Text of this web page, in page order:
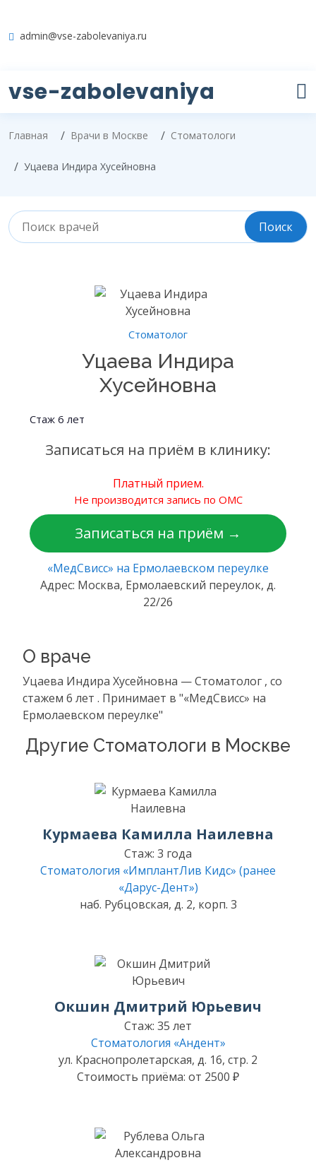
admin@vse-zabolevaniya.ru
vse-zabolevaniya
Главная Врачи в Москве Стоматологи
Уцаева Индира Хусейновна
Стоматолог
Уцаева Индира
Хусейновна
Стаж 6 лет
Записаться на приём в клинику:
Платный прием.
Не производится запись по ОМС
Записаться на приём →
«МедСвисс» на Ермолаевском переулке
Адрес: Москва, Ермолаевский переулок, д.
22/26
О враче
Уцаева Индира Хусейновна — Стоматолог , со
стажем 6 лет . Принимает в "«МедСвисс» на
Ермолаевском переулке"
Другие Стоматологи в Москве
Курмаева Камилла Наилевна
Стаж: 3 года
Стоматология «ИмплантЛив Кидс» (ранее
«Дарус-Дент»)
наб. Рубцовская, д. 2, корп. 3
Окшин Дмитрий Юрьевич
Стаж: 35 лет
Стоматология «Андент»
ул. Краснопролетарская, д. 16, стр. 2
Стоимость приёма: от 2500 ₽